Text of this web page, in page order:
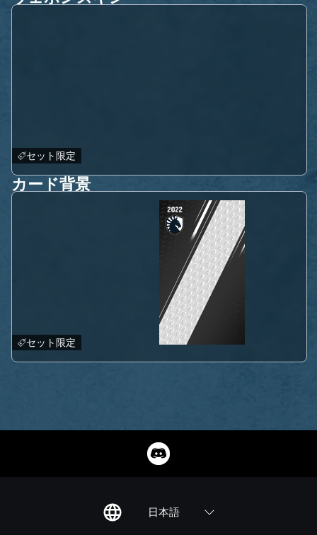
セット限定
カード背景
セット限定
日本語